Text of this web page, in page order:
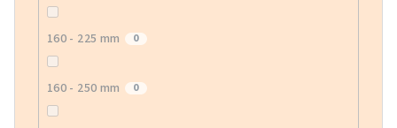
160 - 225 mm 0
160 - 250 mm 0